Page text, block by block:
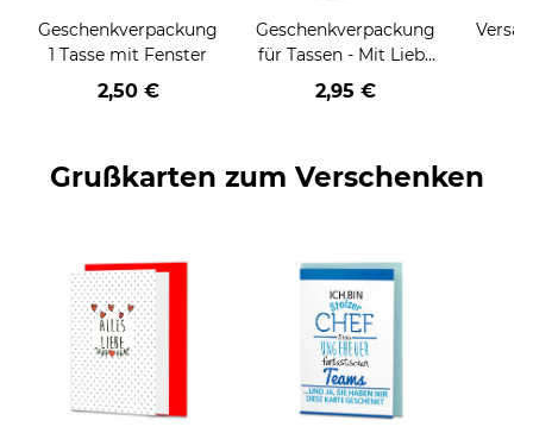
Geschenkverpackung
1 Tasse mit Fenster
2,50 €
Geschenkverpackung
für Tassen - Mit Liebe
geschenkt
2,95 €
Grußkarten zum Verschenken